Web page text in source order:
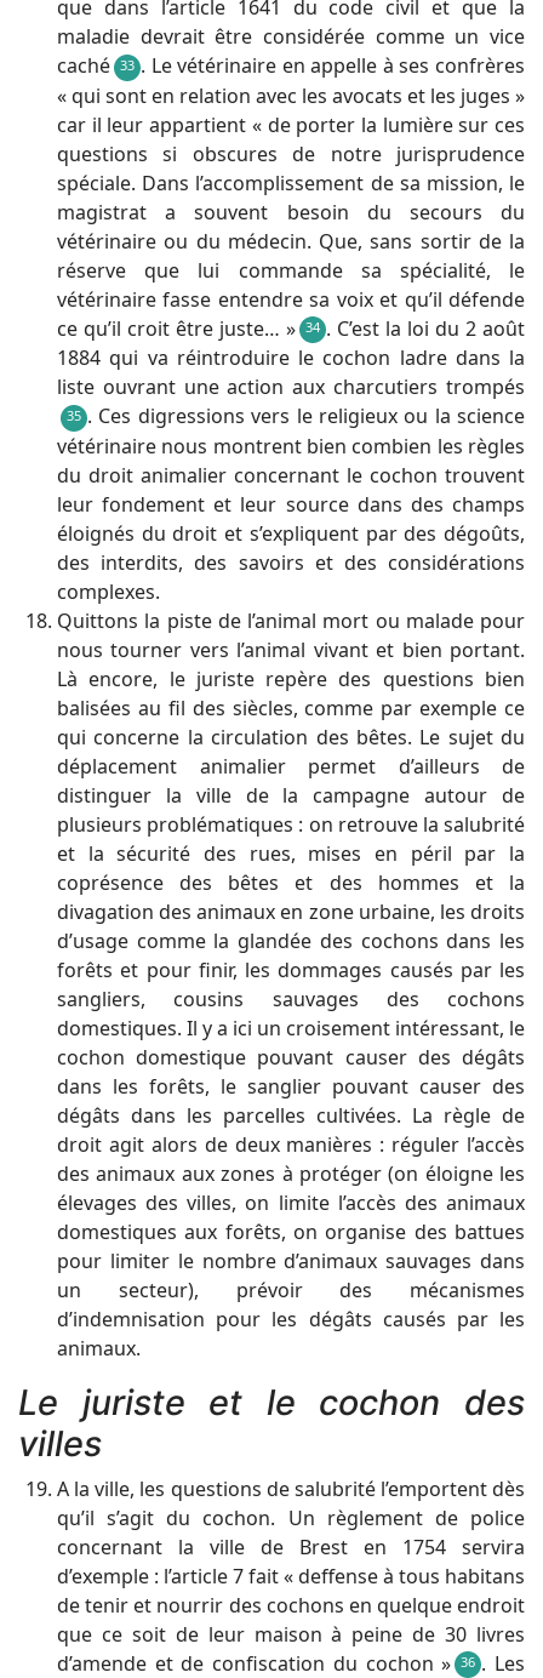
que dans l’article 1641 du code civil et que la
maladie devrait être considérée comme un vice
caché 33 . Le vétérinaire en appelle à ses confrères
« qui sont en relation avec les avocats et les juges »
car il leur appartient « de porter la lumière sur ces
questions si obscures de notre jurisprudence
spéciale. Dans l’accomplissement de sa mission, le
magistrat a souvent besoin du secours du
vétérinaire ou du médecin. Que, sans sortir de la
réserve que lui commande sa spécialité, le
vétérinaire fasse entendre sa voix et qu’il défende
ce qu’il croit être juste… » 34 . C’est la loi du 2 août
1884 qui va réintroduire le cochon ladre dans la
liste ouvrant une action aux charcutiers trompés
35 . Ces digressions vers le religieux ou la science
vétérinaire nous montrent bien combien les règles
du droit animalier concernant le cochon trouvent
leur fondement et leur source dans des champs
éloignés du droit et s’expliquent par des dégoûts,
des interdits, des savoirs et des considérations
complexes.
Quittons la piste de l’animal mort ou malade pour
nous tourner vers l’animal vivant et bien portant.
Là encore, le juriste repère des questions bien
balisées au fil des siècles, comme par exemple ce
qui concerne la circulation des bêtes. Le sujet du
déplacement animalier permet d’ailleurs de
distinguer la ville de la campagne autour de
plusieurs problématiques : on retrouve la salubrité
et la sécurité des rues, mises en péril par la
coprésence des bêtes et des hommes et la
divagation des animaux en zone urbaine, les droits
d’usage comme la glandée des cochons dans les
forêts et pour finir, les dommages causés par les
sangliers, cousins sauvages des cochons
domestiques. Il y a ici un croisement intéressant, le
cochon domestique pouvant causer des dégâts
dans les forêts, le sanglier pouvant causer des
dégâts dans les parcelles cultivées. La règle de
droit agit alors de deux manières : réguler l’accès
des animaux aux zones à protéger (on éloigne les
élevages des villes, on limite l’accès des animaux
domestiques aux forêts, on organise des battues
pour limiter le nombre d’animaux sauvages dans
un secteur), prévoir des mécanismes
d’indemnisation pour les dégâts causés par les
animaux.
Le juriste et le cochon des
villes
A la ville, les questions de salubrité l’emportent dès
qu’il s’agit du cochon. Un règlement de police
concernant la ville de Brest en 1754 servira
d’exemple : l’article 7 fait « deffense à tous habitans
de tenir et nourrir des cochons en quelque endroit
que ce soit de leur maison à peine de 30 livres
d’amende et de confiscation du cochon » 36 . Les